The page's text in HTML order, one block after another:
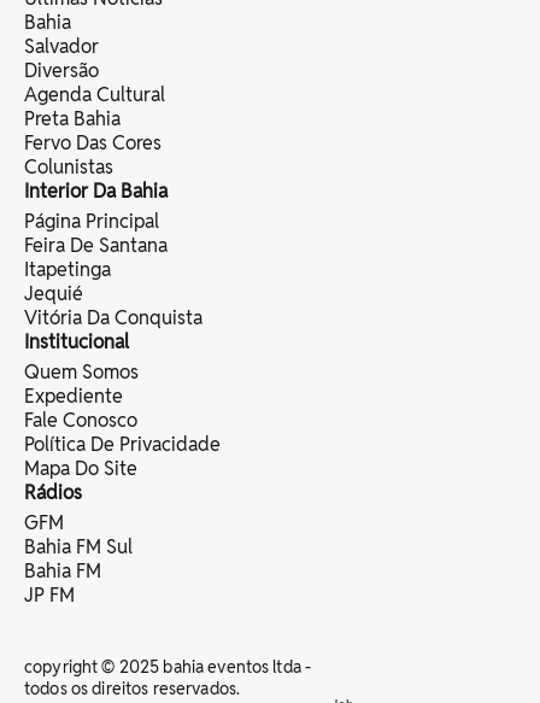
Bahia
Salvador
Diversão
Agenda Cultural
Preta Bahia
Fervo Das Cores
Colunistas
Interior Da Bahia
Página Principal
Feira De Santana
Itapetinga
Jequié
Vitória Da Conquista
Institucional
Quem Somos
Expediente
Fale Conosco
Política De Privacidade
Mapa Do Site
Rádios
GFM
Bahia FM Sul
Bahia FM
JP FM
copyright © 2025 bahia eventos ltda -
todos os direitos reservados.